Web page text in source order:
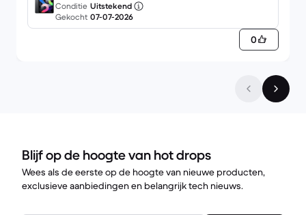
s Sidéral
Conditie Uitstekend
Gekocht 07-07-2026
0
Blijf op de hoogte van hot drops
Wees als de eerste op de hoogte van nieuwe producten,
exclusieve aanbiedingen en belangrijk tech nieuws.